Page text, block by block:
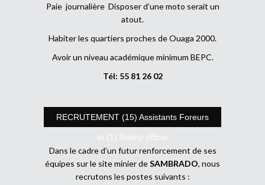
Paie journalière Disposer d’une moto serait un
atout.
Habiter les quartiers proches de Ouaga 2000.
Avoir un niveau académique minimum BEPC.
Tél: 55 81 26 02
RECRUTEMENT (15) Assistants Foreurs
et (1) Safety officer
Dans le cadre d’un futur renforcement de ses
équipes sur le site minier deSAMBRADO, nous
recrutons les postes suivants :